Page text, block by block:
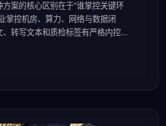
案的核心区别在于“谁掌控关键环
掌控机房、算力、网络与数据闭
转写文本和质检标签有严格内控要